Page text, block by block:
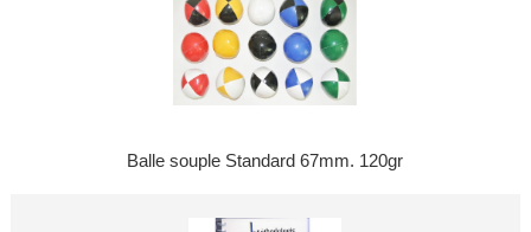
Balle souple Standard 67mm. 120gr